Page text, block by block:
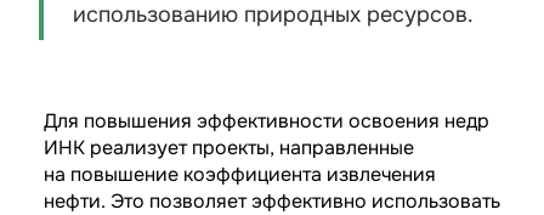
использованию природных ресурсов.
Для повышения эффективности освоения недр
ИНК реализует проекты, направленные
на повышение коэффициента извлечения
нефти. Это позволяет эффективно использовать